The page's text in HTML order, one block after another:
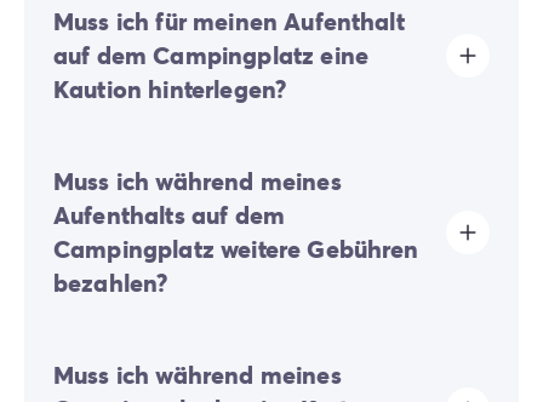
Muss ich für meinen Aufenthalt
auf dem Campingplatz eine
Kaution hinterlegen?
oder nach Ihrer Ankunft vor Ort fällig.
Muss ich während meines
Aufenthalts auf dem
Campingplatz weitere Gebühren
bezahlen?
erhoben, um einen Teil der Maßnahmen zur
Muss ich während meines